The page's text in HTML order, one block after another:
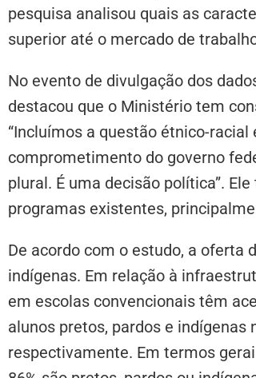
pesquisa analisou quais as
superior até o mercado de
No evento de divulgação dos
destacou que o Ministério tem
“Incluímos a questão étnico-
comprometimento do governo
plural. É uma decisão política”.
programas existentes,
De acordo com o estudo, a oferta
indígenas. Em relação à
em escolas convencionais têm
alunos pretos, pardos e indígenas
respectivamente. Em termos